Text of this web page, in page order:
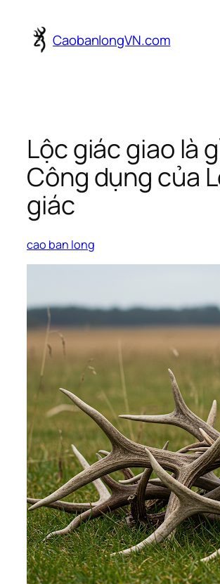
content CaobanlongVN.com
Lộc giác giao là
Công dụng của
giác
cao ban long